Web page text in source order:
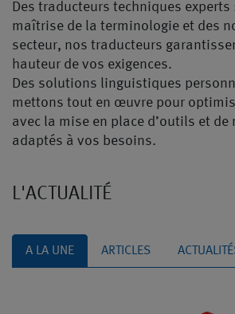
Des traducteurs techniques experts
maîtrise de la terminologie et des
secteur, nos traducteurs
hauteur de vos exigences.
Des solutions linguistiques
mettons tout en œuvre pour
avec la mise en place d’outils et de
adaptés à vos besoins.
L'ACTUALITÉ
A LA UNE ARTICLES